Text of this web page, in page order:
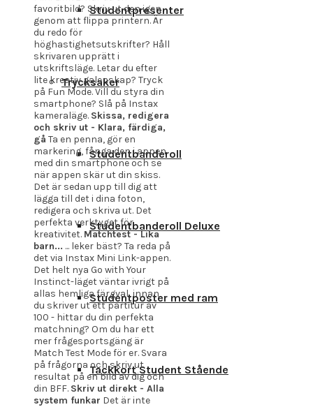
Studentpresenter
Trycksaker
Studentbanderoll
Studentbanderoll Deluxe
Studentposter med ram
Tackkort Student Stående
favoritbild? Skriv ut den igen
genom att flippa printern. Är
du redo för
höghastighetsutskrifter? Håll
skrivaren upprätt i
utskriftsläge. Letar du efter
lite kreativ galenskap? Tryck
på Fun Mode. Vill du styra din
smartphone? Slå på Instax
kameraläge. Skissa, redigera
och skriv ut - Klara, färdiga,
gå Ta en penna, gör en
markering, fånga den i appen
med din smartphone och se
när appen skär ut din skiss.
Det är sedan upp till dig att
lägga till det i dina foton,
redigera och skriva ut. Det
perfekta verktyget för
kreativitet. Matchtest - Lika
barn... ... leker bäst? Ta reda på
det via Instax Mini Link-appen.
Det helt nya Go with Your
Instinct-läget väntar ivrigt på
allas hemliga färgval, innan
du skriver ut ett partitur av
100 - hittar du din perfekta
matchning? Om du har ett
mer frågesportsgäng är
Match Test Mode för er. Svara
på frågorna och skriv ut
resultat på en bild av dig och
din BFF. Skriv ut direkt - Alla
system funkar Det är inte